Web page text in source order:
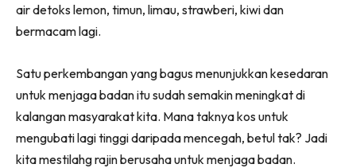
air detoks lemon, timun, limau, strawberi, kiwi dan
bermacam lagi.
Satu perkembangan yang bagus menunjukkan kesedaran
untuk menjaga badan itu sudah semakin meningkat di
kalangan masyarakat kita. Mana taknya kos untuk
mengubati lagi tinggi daripada mencegah, betul tak? Jadi
kita mestilahg rajin berusaha untuk menjaga badan.